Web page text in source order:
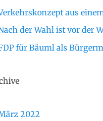
aus
der Wahl ist vor der
für Bäuml als
2022